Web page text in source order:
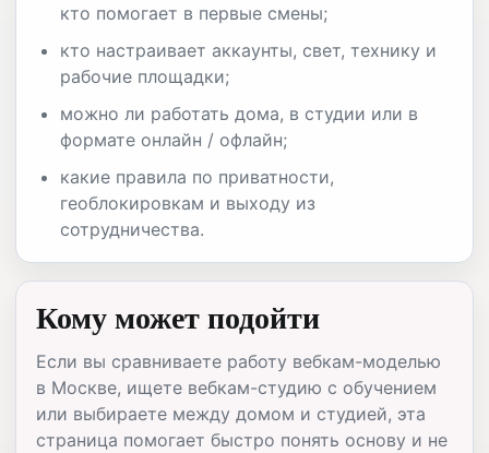
кто помогает в первые смены;
кто настраивает аккаунты, свет, технику и
рабочие площадки;
можно ли работать дома, в студии или в
формате онлайн / офлайн;
какие правила по приватности,
геоблокировкам и выходу из
сотрудничества.
Кому может подойти
Если вы сравниваете работу вебкам-моделью
в Москве, ищете вебкам-студию с обучением
или выбираете между домом и студией, эта
страница помогает быстро понять основу и не